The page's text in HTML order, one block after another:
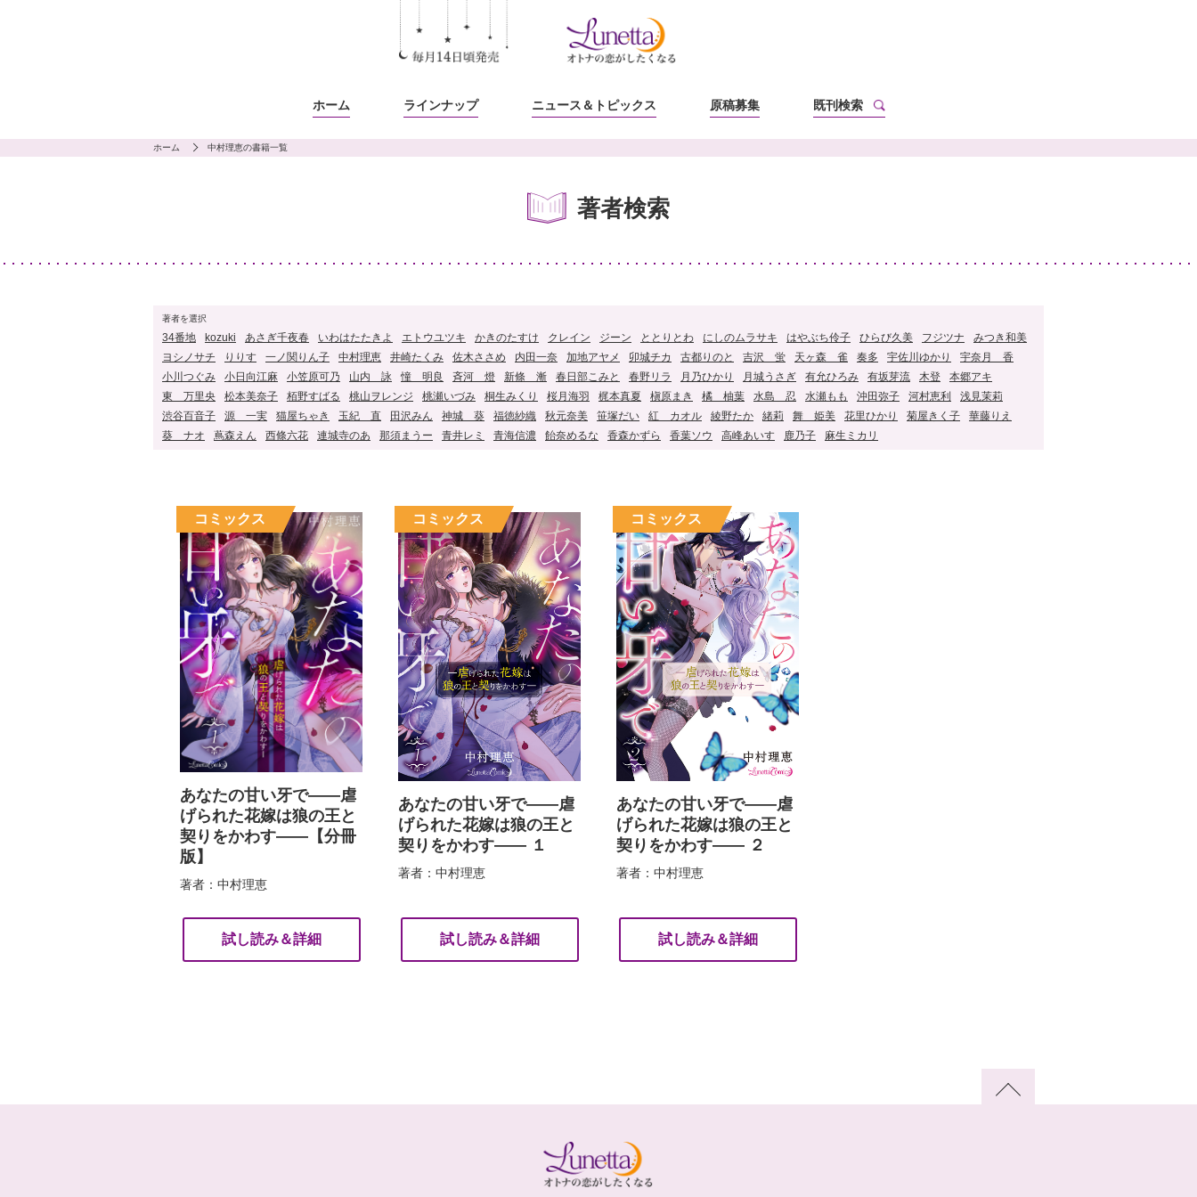
ホーム ラインナップ ニュース ＆トピックス 原稿募集 既刊検索
ホーム 中村理恵の書籍一覧
著者検索
著者を選択
34番地 kozuki あさぎ千夜春 いわはたたきよ エトウユツキ かきのたすけ クレイン ジーン ととりとわ にしのムラサキ はやぶち伶子 ひらび久美 フジツナ
みつき和美
ヨシノサチ
りりす 一ノ関りん子 中村理恵 井崎たくみ 佐木ささめ 内田一奈 加地アヤメ 卯城チカ 古都りのと 吉沢 蛍 天ヶ森 雀 奏多 宇佐川ゆかり
宇奈月 香
小川つぐみ
小日向江麻 小笠原可乃 山内 詠 憧 明良 斉河 燈 新條 漸 春日部こみと 春野リラ 月乃ひかり 月城うさぎ 有允ひろみ 有坂芽流 木登
本郷アキ
東 万里央
松本美奈子 栢野すばる 桃山ヲレンジ 桃瀬いづみ 桐生みくり 桜月海羽 梶本真夏 槇原まき 橘 柚葉 水島 忍 水瀬もも 沖田弥子 河村恵利
浅見茉莉
渋谷百音子
源 一実 猫屋ちゃき 玉紀 直 田沢みん 神城 葵 福徳紗織 秋元奈美 笹塚だい 紅 カオル 綾野たか 緒莉 舞 姫美 花里ひかり 菊屋きく子
華藤りえ
葵 ナオ
蔦森えん 西條六花 連城寺のあ 那須まうー 青井レミ 青海信濃 飴奈めるな 香森かずら 香葉ソウ 高峰あいす 鹿乃子 麻生ミカリ
あなたの甘い牙で――虐
げられた花嫁は狼の王と
契りをかわす――【分冊
版】
著者：中村理恵
試し読み＆詳細
あなたの甘い牙で――虐
げられた花嫁は狼の王と
契りをかわす―― １
著者：中村理恵
試し読み＆詳細
あなたの甘い牙で――虐
げられた花嫁は狼の王と
契りをかわす―― ２
著者：中村理恵
試し読み＆詳細